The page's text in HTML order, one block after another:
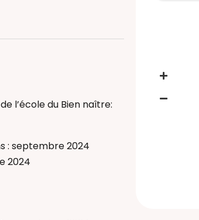
l’école du Bien naître:
: septembre 2024
2024